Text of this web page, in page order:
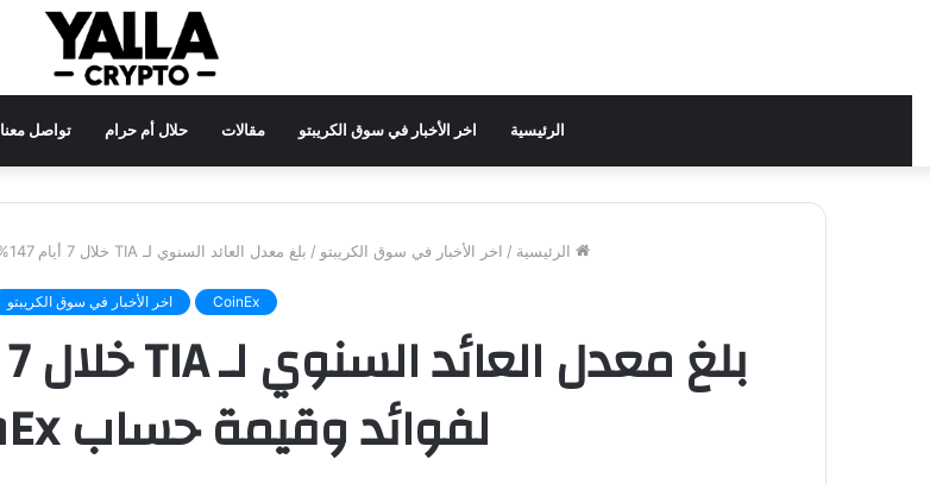
الرئيسية اخر الأخبار في سوق الكريبتو مقالات حلال أم حرام تواصل معنا
الرئيسية / اخر الأخبار في سوق الكريبتو / بلغ معدل العائد السنوي لـ TIA خلال 7 أيام 147%: تحليل شامل لفوائد وقيمة حساب CoinEx المالي
CoinEx اخر الأخبار في سوق الكريبتو
لفوائد وقيمة حساب CoinEx المالي